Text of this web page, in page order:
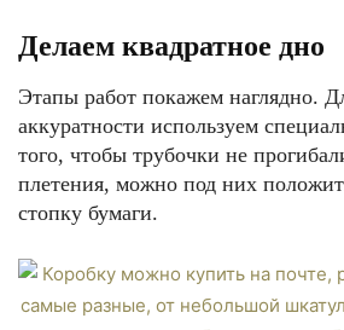
Делаем квадратное дно
Этапы работ покажем наглядно.
аккуратности используем
того, чтобы трубочки не
плетения, можно под них
стопку бумаги.